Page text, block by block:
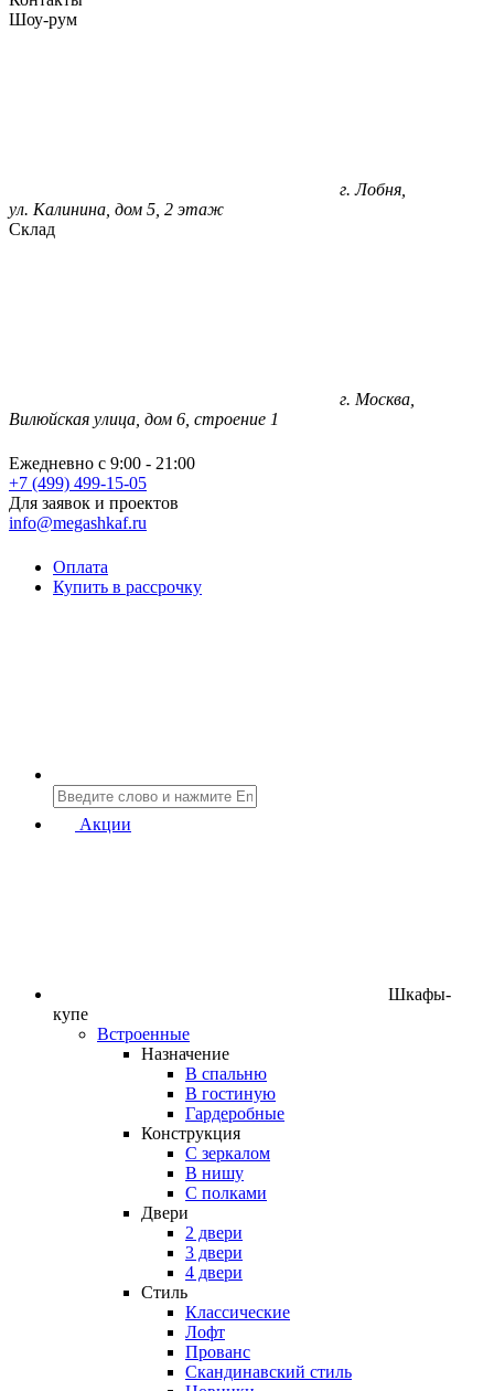
Шоу-рум
г. Лобня,
ул. Калинина, дом 5, 2 этаж
Склад
г. Москва,
Вилюйская улица, дом 6, строение 1
Ежедневно с 9:00 - 21:00
+7 (499) 499-15-05
Для заявок и проектов
info@megashkaf.ru
Оплата
Купить в рассрочку
Акции
Шкафы-
купе
Встроенные
Назначение
В спальню
В гостиную
Гардеробные
Конструкция
C зеркалом
В нишу
С полками
Двери
2 двери
3 двери
4 двери
Стиль
Классические
Лофт
Прованс
Скандинавский стиль